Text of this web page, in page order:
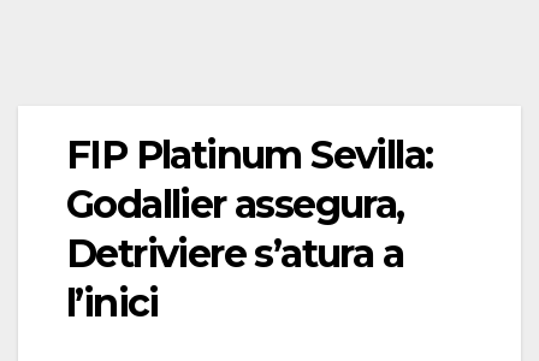
FIP Platinum Sevilla:
Godallier assegura,
Detriviere s’atura a
l’inici